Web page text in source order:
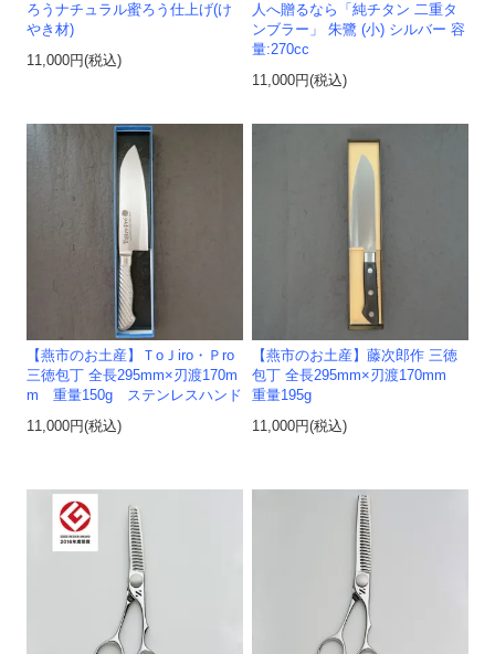
ろうナチュラル蜜ろう仕上げ(け
やき材)
11,000円(税込)
人へ贈るなら「純チタン 二重タ
ンブラー」 朱鷺 (小) シルバー 容
量:270cc
11,000円(税込)
【燕市のお土産】ＴoＪiro・Ｐro
三徳包丁 全長295mm×刃渡170m
m 重量150g ステンレスハンド
11,000円(税込)
【燕市のお土産】藤次郎作 三徳
包丁 全長295mm×刃渡170mm
重量195g
11,000円(税込)